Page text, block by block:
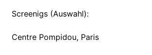
Screenigs (Auswahl):
Centre Pompidou, Paris